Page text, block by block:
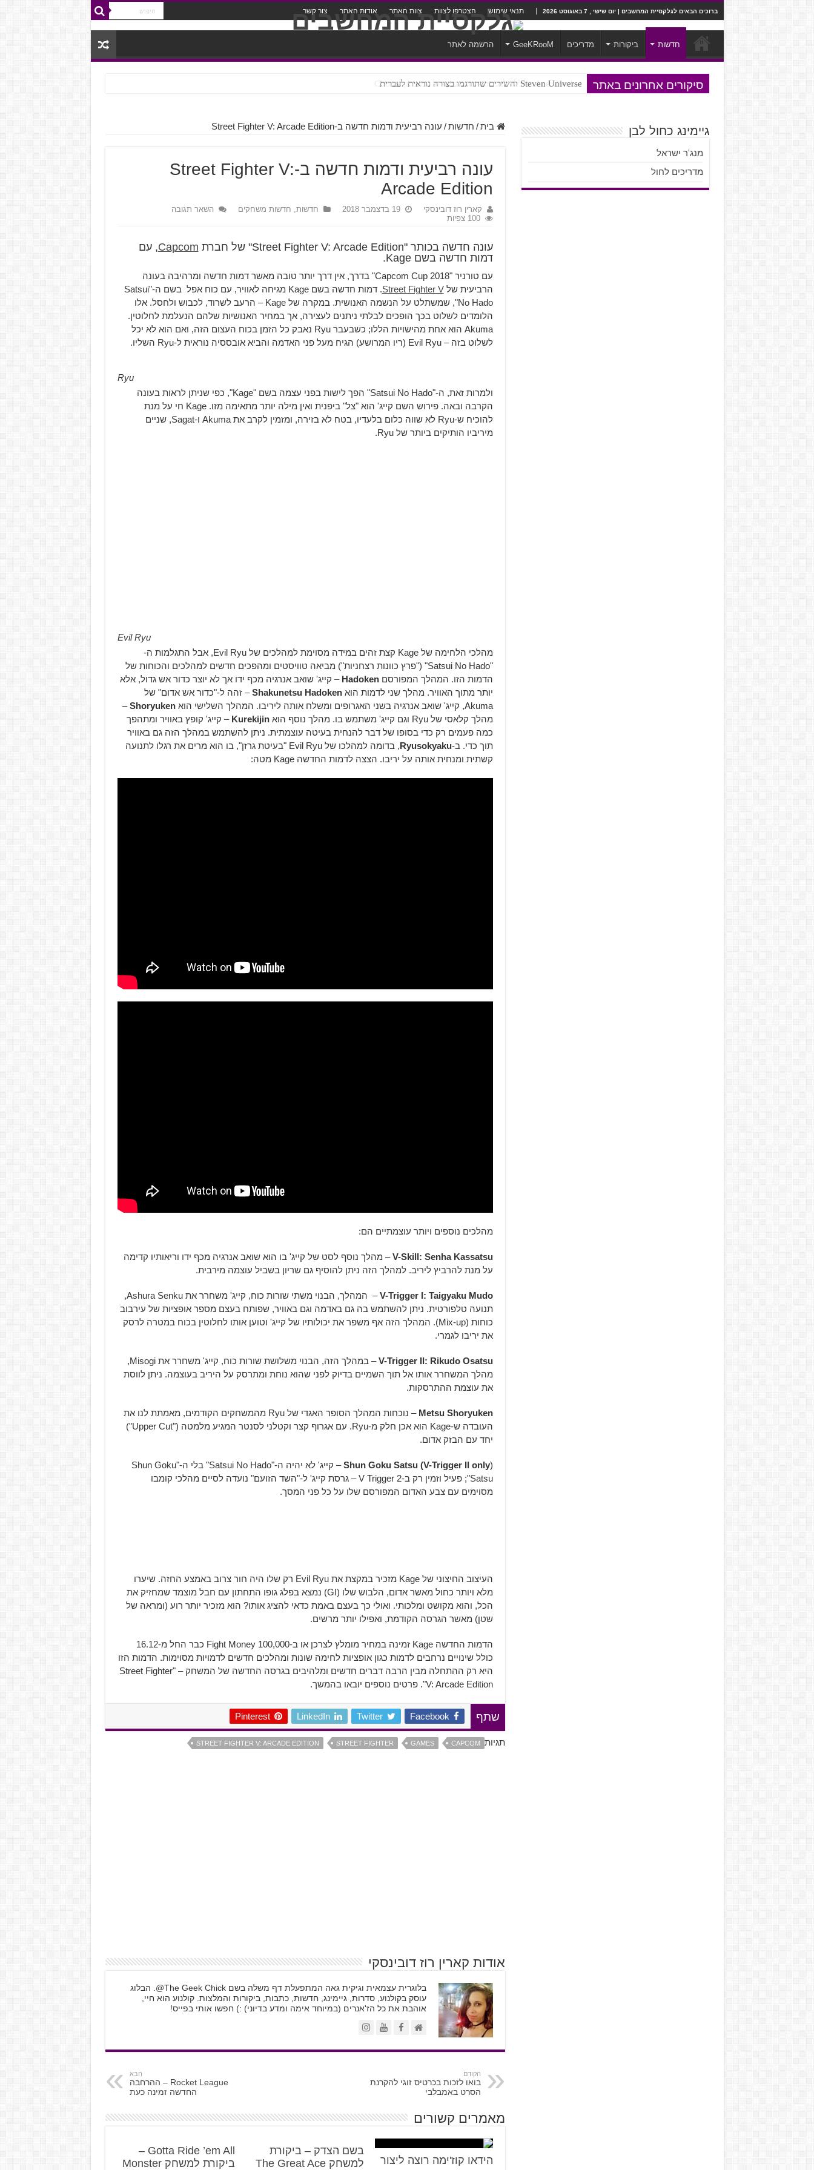
ברוכים הבאים לגלקסיית המחשבים | יום שישי , 7 באוגוסט 2026 תנאי שימוש הצטרפו לצוות צוות האתר אודות האתר צור קשר
חדשות ביקורות מדריכים GeeKRooM הרשמה לאתר
סיקורים אחרונים באתר Steven Universe והשירים שתורגמו בצורה נוראית לעברית
ROTW – A Guide to JRPG
בית / חדשות / עונה רביעית ודמות חדשה ב-Street Fighter V: Arcade Edition
עונה רביעית ודמות חדשה ב-Street Fighter V:
Arcade Edition
קארין רוז דובינסקי 19 בדצמבר 2018 חדשות, חדשות משחקים
השאר תגובה
100 צפיות
עונה חדשה בכותר "Street Fighter V: Arcade Edition" של חברת Capcom, עם
דמות חדשה בשם Kage.
עם טורניר "Capcom Cup 2018" בדרך, אין דרך יותר טובה מאשר דמות חדשה ומרהיבה בעונה
הרביעית שלStreet Fighter V
. דמות חדשה בשם Kage מגיחה לאוויר, עם כוח אפל בשם ה-"Satsui
No Hado", שמשתלט על הנשמה האנושית. במקרה של Kage – הרעב לשרוד, לכבוש ולחסל. אלו
הלומדים לשלוט בכך הופכים לבלתי ניתנים לעצירה, אך במחיר האנושיות שלהם הנעלמת לחלוטין.
Akuma הוא אחת מהישויות הללו; כשבעבר Ryu נאבק כל הזמן בכוח העצום הזה, ואם הוא לא יכל
לשלוט בזה – Evil Ryu (ריו המרושע) הגיח מעל פני האדמה והביא אובססיה נוראית ל-Ryu השליו.
Ryu
ולמרות זאת, ה-"Satsui No Hado" הפך לישות בפני עצמה בשם "Kage", כפי שניתן לראות בעונה
הקרבה ובאה. פירוש השם קייג' הוא "צל" ביפנית ואין מילה יותר מתאימה מזו. Kage חי על מנת
להוכיח ש-Ryu לא שווה כלום בלעדיו, בטח לא בזירה, ומזמין לקרב את Akuma ו-Sagat, שניים
מיריביו הותיקים ביותר של Ryu.
Evil Ryu
מהלכי הלחימה של Kage קצת זהים במידה מסוימת למהלכים של Evil Ryu, אבל התגלמות ה-
"Satsui No Hado" ("פרץ כוונות רצחניות") מביאה טוויסטים ומהפכים חדשים למהלכים והכוחות של
הדמות הזו. המהלך המפורסםHadoken – קייג' שואב אנרגיה מכף ידו אך לא יוצר כדור אש גדול, אלא
יותר מתוך האוויר. מהלך שני לדמות הואShakunetsu Hadoken– זהה ל-"כדור אש אדום" של
Akuma, קייג' שואב אנרגיה בשני האגרופים ומשלח אותה ליריבו. המהלך השלישי הוא
Shoryuken
–
מהלך קלאסי של Ryu וגם קייג' משתמש בו. מהלך נוסף הוא
Kurekijin – קייג' קופץ באוויר ומתהפך
כמה פעמים רק כדי בסופו של דבר להנחית בעיטה עוצמתית. ניתן להשתמש במהלך הזה גם באוויר
תוך כדי. ב-Ryusokyaku
, בדומה למהלכו של Evil Ryu "בעיטת גרזן", בו הוא מרים את רגלו לתנועה
קשתית ומנחית אותה על יריבו. הצצה לדמות החדשה Kage מטה:
מהלכים נוספים ויותר עוצמתיים הם:
V-Skill: Senha Kassatsu– מהלך נוסף לסט של קייג' בו הוא שואב אנרגיה מכף ידו וריאותיו קדימה
על מנת להרביץ ליריב. למהלך הזה ניתן להוסיף גם שריון בשביל עוצמה מירבית.
V-Trigger I: Taigyaku Mudo
– המהלך, הבנוי משתי שורות כוח, קייג' משחרר את Ashura Senku,
תנועה טלפורטית. ניתן להשתמש בה גם באדמה וגם באוויר, שפותח בעצם מספר אופציות של עירבוב
כוחות (Mix-up). המהלך הזה אף משפר את יכולותיו של קייג' וטוען אותו לחלוטין בכוח במטרה לרסק
את יריבו לגמרי.
V-Trigger II: Rikudo Osatsu
– במהלך הזה, הבנוי משלושת שורות כוח, קייג' משחרר את Misogi,
מהלך המשחרר אותו אל תוך השמיים בדיוק לפני שהוא נוחת ומתרסק על היריב בעוצמה. ניתן לווסת
את עוצמת ההתרסקות.
Metsu Shoryuken
– נוכחות המהלך הסופר האגדי של Ryu מהמשחקים הקודמים, מאמתת לנו את
העובדה ש-Kage הוא אכן חלק מ-Ryu. עם אגרוף קצר וקטלני לסנטר המגיע מלמטה ("Upper Cut")
יחד עם הבזק אדום.
Shun Goku Satsu (V-Trigger II only
) – קייג' לא יהיה ה-"Satsui No Hado" בלי ה-"Shun Goku
Satsu"; פעיל וזמין רק ב-V Trigger 2 – גרסת קייג' ל-"השד הזועם" נועדה לסיים מהלכי קומבו
מסוימים עם צבע האדום המפורסם שלו על כל פני המסך.
העיצוב החיצוני של Kage מזכיר במקצת את Evil Ryu רק שלו היה חור צרוב באמצע החזה. שיערו
מלא ויותר כחול מאשר אדום, הלבוש שלו (GI) נמצא בפלג גופו התחתון עם חבל מוצמד שמחזיק את
הכל, והוא מקושט ומלכותי. ואולי כך בעצם באמת כדאי להציג אותו? הוא מזכיר יותר רוע (ומראה של
שטן) מאשר הגרסה הקודמת, ואפילו יותר מרשים.
הדמות החדשה Kage זמינה במחיר מומלץ לצרכן או ב-100,000 Fight Money כבר החל מ-16.12
כולל שינויים נרחבים לדמות כגון אופציות לחימה שונות ומהלכים חדשים לדמויות מסוימות. הדמות הזו
היא רק ההתחלה מבין הרבה דברים חדשים ומלהיבים בגרסה החדשה של המשחק – "Street Fighter
V: Arcade Edition". פרטים נוספים יובאו בהמשך.
שתף Facebook
Twitter
LinkedIn
Pinterest
תגיות CAPCOM
GAMES
STREET FIGHTER
STREET FIGHTER V: ARCADE EDITION
אודות קארין רוז דובינסקי
בלוגרית עצמאית וגיקית גאה המתפעלת דף משלה בשם The Geek Chick@. הבלוג
עוסק בקולנוע, סדרות, גיימינג, חדשות, כתבות, ביקורות והמלצות. קולנוע הוא חיי,
אוהבת את כל הז'אנרים (במיוחד אימה ומדע בדיוני) :) חפשו אותי בפייס!
הקודם
בואו לזכות בכרטיס זוגי להקרנת
הסרט באמבלבי
הבא
Rocket League – ההרחבה
החדשה זמינה כעת
מאמרים קשורים
הידאו קוז'ימה רוצה ליצור
בשם הצדק – ביקורת
למשחק The Great Ace
Gotta Ride ’em All –
ביקורת למשחק Monster
גיימינג כחול לבן
מנג'ר ישראל
מדריכים לחול